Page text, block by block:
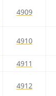
4909
4910
4911
4912